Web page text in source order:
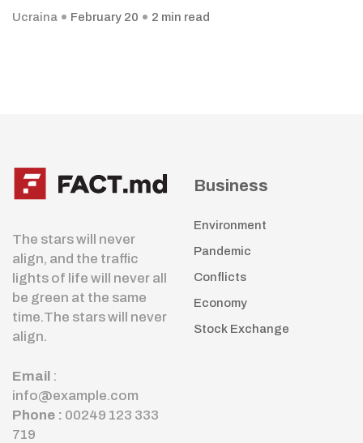
Ucraina
February 20 2 min read
The stars will never
align, and the traffic
lights of life will never all
be green at the same
time.The stars will never
align.
Email :
info@example.com
Phone : 00249 123 333
719
Business
Environment
Pandemic
Conflicts
Economy
Stock Exchange